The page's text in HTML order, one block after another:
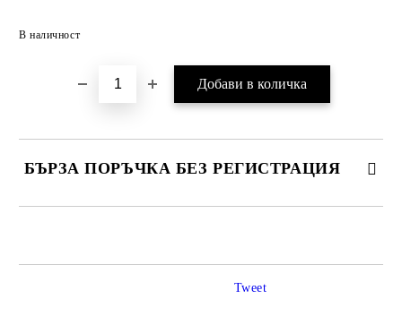
В наличност
БЪРЗА ПОРЪЧКА БЕЗ РЕГИСТРАЦИЯ
Tweet